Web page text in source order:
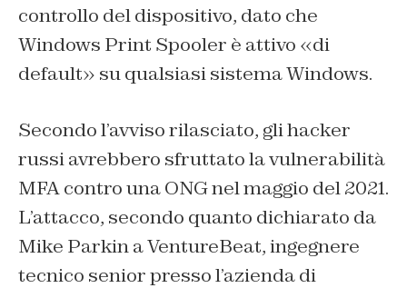
controllo del dispositivo, dato che
Windows Print Spooler è attivo «di
default» su qualsiasi sistema Windows.
Secondo l’avviso rilasciato, gli hacker
russi avrebbero sfruttato la vulnerabilità
MFA contro una ONG nel maggio del 2021.
L’attacco, secondo quanto dichiarato da
Mike Parkin a VentureBeat, ingegnere
tecnico senior presso l’azienda di